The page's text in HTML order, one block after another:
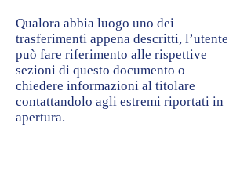
Qualora abbia luogo uno dei
trasferimenti appena descritti, l’utente
può fare riferimento alle rispettive
sezioni di questo documento o
chiedere informazioni al titolare
contattandolo agli estremi riportati in
apertura.